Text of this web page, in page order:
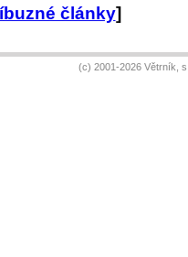
články]
(c) 2001-2026 Větrník,